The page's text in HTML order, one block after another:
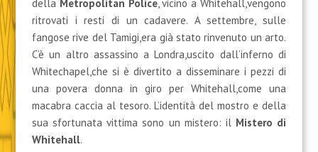
della Metropolitan Police, vicino a Whitehall,vengono
ritrovati i resti di un cadavere. A settembre, sulle
fangose rive del Tamigi,era già stato rinvenuto un arto.
C’è un altro assassino a Londra,uscito dall’inferno di
Whitechapel,che si è divertito a disseminare i pezzi di
una povera donna in giro per Whitehall,come una
macabra caccia al tesoro. L’identità del mostro e della
sua sfortunata vittima sono un mistero: il Mistero di
Whitehall.